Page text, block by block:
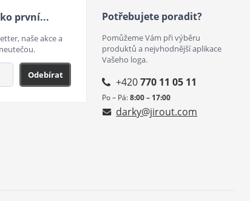
první...
naše akce a
Odebírat
Potřebujete poradit?
Pomůžeme Vám při výběru
produktů a nejvhodnější aplikace
Vašeho loga.
+420770 11 05 11
Po – Pá:8:00 – 17:00
darky@jirout.com